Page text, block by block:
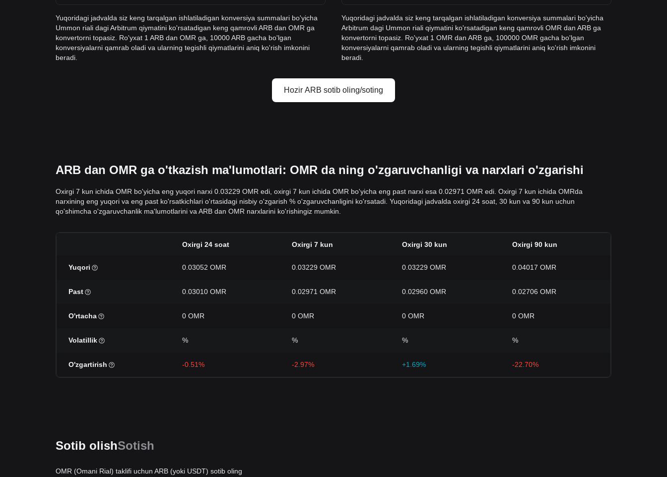
Yuqoridagi jadvalda siz keng tarqalgan ishlatiladigan konversiya summalari bo'yicha
Ummon riali dagi Arbitrum qiymatini ko'rsatadigan keng qamrovli ARB dan OMR ga
konvertorni topasiz. Ro'yxat 1 ARB dan OMR ga, 10000 ARB gacha bo'lgan
konversiyalarni qamrab oladi va ularning tegishli qiymatlarini aniq ko'rish imkonini
beradi.
Yuqoridagi jadvalda siz keng tarqalgan ishlatiladigan konversiya summalari bo'yicha
Arbitrum dagi Ummon riali qiymatini ko'rsatadigan keng qamrovli OMR dan ARB ga
konvertorni topasiz. Ro'yxat 1 OMR dan ARB ga, 100000 OMR gacha bo'lgan
konversiyalarni qamrab oladi va ularning tegishli qiymatlarini aniq ko'rish imkonini
beradi.
Hozir ARB sotib oling/soting
ARB dan OMR ga o'tkazish ma'lumotlari: OMR da ning o'zgaruvchanligi va narxlari o'zgarishi
Oxirgi 7 kun ichida OMR bo'yicha eng yuqori narxi 0.03229 OMR edi, oxirgi 7 kun ichida OMR bo'yicha eng past narxi esa 0.02971 OMR edi. Oxirgi 7 kun ichida OMRda
narxining eng yuqori va eng past ko'rsatkichlari o'rtasidagi nisbiy o'zgarish % o'zgaruvchanligini ko'rsatadi. Yuqoridagi jadvalda oxirgi 24 soat, 30 kun va 90 kun uchun
qo'shimcha o'zgaruvchanlik ma'lumotlarini va ARB dan OMR narxlarini ko'rishingiz mumkin.
Oxirgi 24 soat Oxirgi 7 kun Oxirgi 30 kun Oxirgi 90 kun
Yuqori 0.03052 OMR 0.03229 OMR 0.03229 OMR 0.04017 OMR
Past 0.03010 OMR 0.02971 OMR 0.02960 OMR 0.02706 OMR
O'rtacha 0 OMR 0 OMR 0 OMR 0 OMR
Volatillik % % % %
O'zgartirish -0.51% -2.97% +1.69% -22.70%
Sotib olishSotish
OMR (Omani Rial) taklifi uchun ARB (yoki USDT) sotib oling